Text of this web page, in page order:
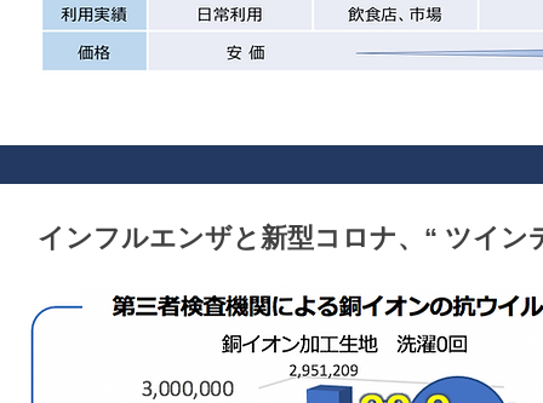
インフルエンザと新型コロナ、“ ツイ